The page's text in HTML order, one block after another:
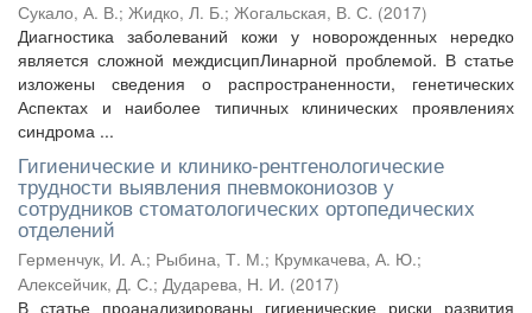
Сукало, А. В.; Жидко, Л. Б.; Жогальская, В. С. (2017)
Диагностика заболеваний кожи у новорожденных нередко
является сложной междисципЛинарной проблемой. В статье
изложены сведения о распространенности, генетических
Аспектах и наиболее типичных клинических проявлениях
синдрома ...
Гигиенические и клинико-рентгенологические
трудности выявления пневмокониозов у
сотрудников стоматологических ортопедических
отделений
Герменчук, И. А.; Рыбина, Т. М.; Крумкачева, А. Ю.;
Алексейчик, Д. С.; Дударева, Н. И. (2017)
В статье проанализированы гигиенические риски развития